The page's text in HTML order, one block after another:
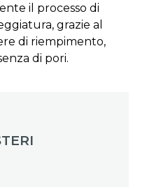
il processo di
grazie al
di riempimento,
di pori.